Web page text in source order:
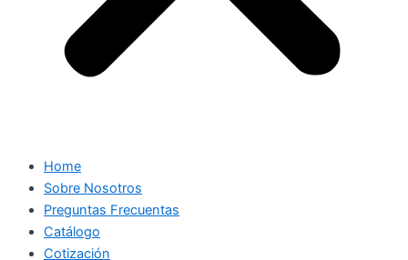
Home
Sobre Nosotros
Preguntas Frecuentas
Catálogo
Cotización